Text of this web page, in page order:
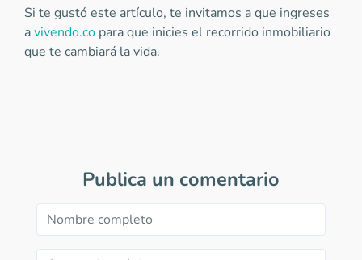
Si te gustó este artículo, te invitamos a que ingreses
avivendo.co para que inicies el recorrido inmobiliario
que te cambiará la vida.
Publica un comentario